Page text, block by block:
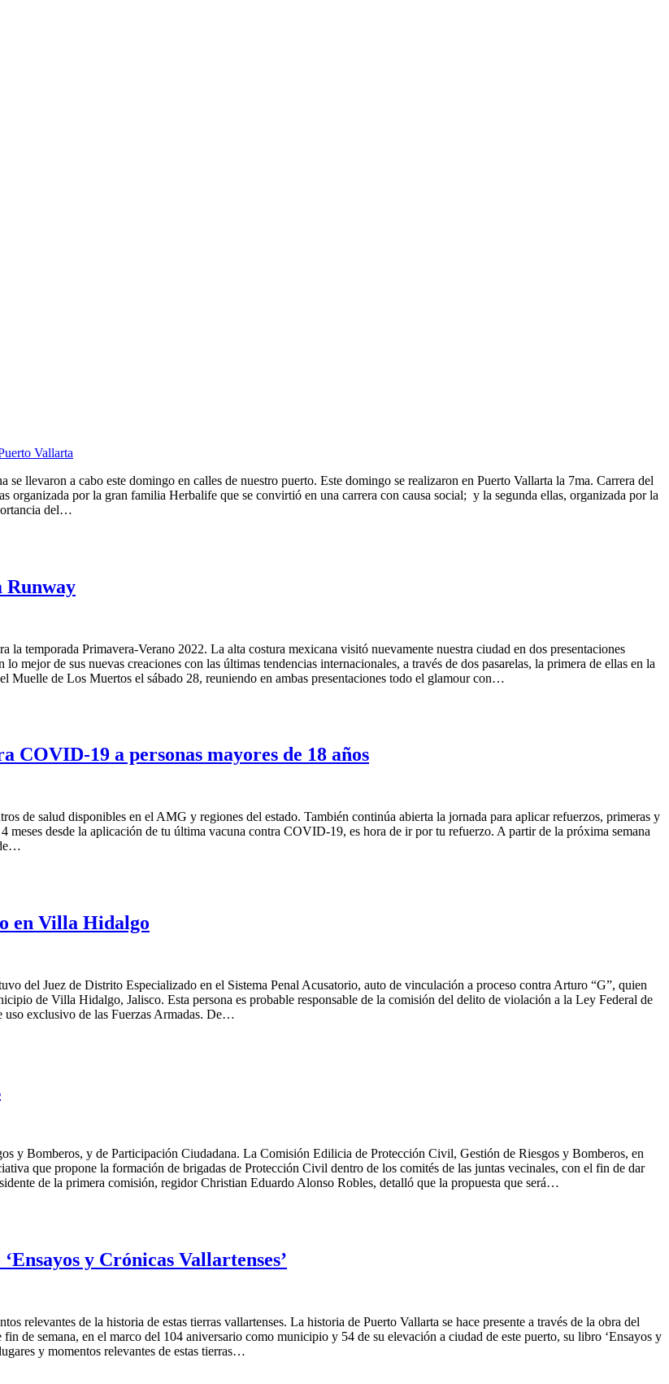
Vallarta
llevaron a cabo este domingo en calles de nuestro puerto. Este domingo se realizaron en Puerto Vallarta la 7ma. Carrera del
organizada por la gran familia Herbalife que se convirtió en una carrera con causa social; y la segunda ellas, organizada por la
del…
Runway
la temporada Primavera-Verano 2022. La alta costura mexicana visitó nuevamente nuestra ciudad en dos presentaciones
mejor de sus nuevas creaciones con las últimas tendencias internacionales, a través de dos pasarelas, la primera de ellas en la
Muelle de Los Muertos el sábado 28, reuniendo en ambas presentaciones todo el glamour con…
19 a personas mayores de 18 años
de salud disponibles en el AMG y regiones del estado. También continúa abierta la jornada para aplicar refuerzos, primeras y
meses desde la aplicación de tu última vacuna contra COVID-19, es hora de ir por tu refuerzo. A partir de la próxima semana
en Villa Hidalgo
del Juez de Distrito Especializado en el Sistema Penal Acusatorio, auto de vinculación a proceso contra Arturo “G”, quien
de Villa Hidalgo, Jalisco. Esta persona es probable responsable de la comisión del delito de violación a la Ley Federal de
uso exclusivo de las Fuerzas Armadas. De…
y Bomberos, y de Participación Ciudadana. La Comisión Edilicia de Protección Civil, Gestión de Riesgos y Bomberos, en
que propone la formación de brigadas de Protección Civil dentro de los comités de las juntas vecinales, con el fin de dar
de la primera comisión, regidor Christian Eduardo Alonso Robles, detalló que la propuesta que será…
y Crónicas Vallartenses’
relevantes de la historia de estas tierras vallartenses. La historia de Puerto Vallarta se hace presente a través de la obra del
de semana, en el marco del 104 aniversario como municipio y 54 de su elevación a ciudad de este puerto, su libro ‘Ensayos y
y momentos relevantes de estas tierras…